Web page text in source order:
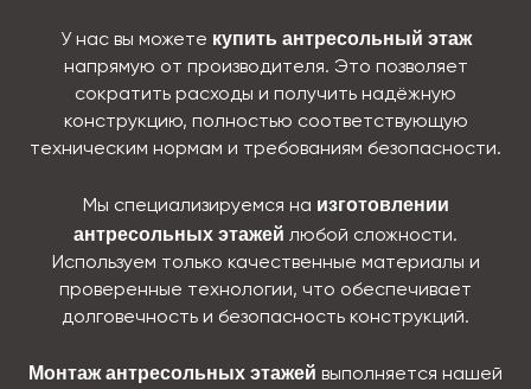
У нас вы можете купить антресольный этаж
напрямую от производителя. Это позволяет
сократить расходы и получить надёжную
конструкцию, полностью соответствующую
техническим нормам и требованиям безопасности.
Мы специализируемся на изготовлении
антресольных этажей любой сложности.
Используем только качественные материалы и
проверенные технологии, что обеспечивает
долговечность и безопасность конструкций.
Монтаж антресольных этажей выполняется нашей